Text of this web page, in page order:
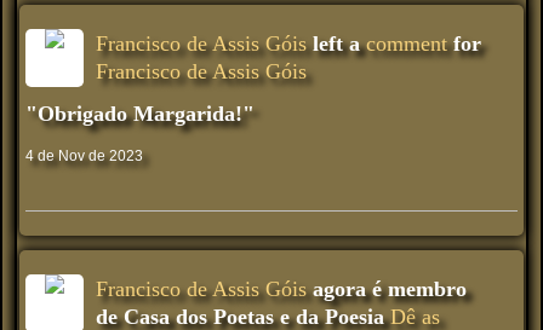
Francisco de Assis Góisleft acommentfor
Francisco de Assis Góis
"Obrigado Margarida!"
4 de Nov de 2023
Francisco de Assis Góisagora é membro
de Casa dos Poetas e da PoesiaDê as